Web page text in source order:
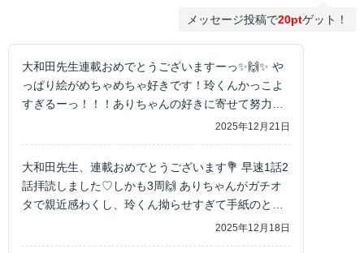
メッセージ投稿で20ptゲット！
大和田先生連載おめでとうございますーっ✨🙌✨ や
っぱり絵がめちゃめちゃ好きです！玲くんかっこよ
すぎるーっ！！！ありちゃんの好きに寄せて努力し
てるのが可愛すぎてキュンキュンしました😌ありち
からもっと落としに来てくれると思うとドキドキし
ますっ！次回楽しみです！
2025年12月21日
大和田先生、連載おめでとうございます💐 早速1話2
話拝読しました♡しかも3周🙌 ありちゃんがガチオ
タで親近感わくし、玲くん拗らせすぎて手紙のとこ
ろは可愛いくてきゅんとしました🫶 独占欲執着な玲
2025年12月18日